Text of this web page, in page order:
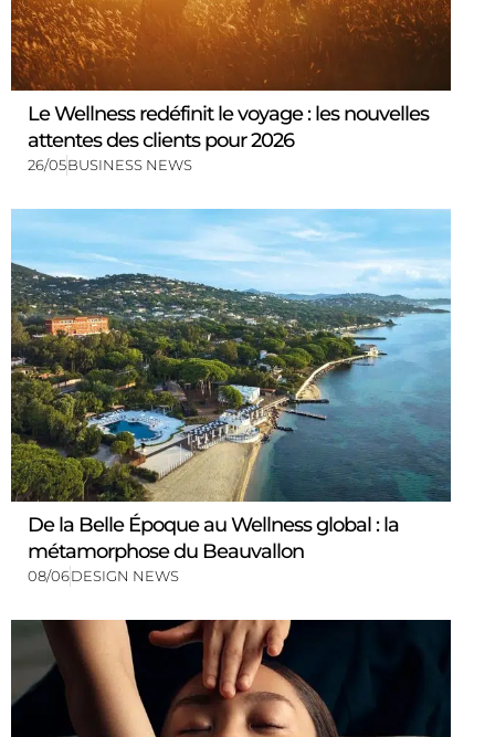
Le Wellness redéfinit le voyage : les nouvelles
attentes des clients pour 2026
26/05BUSINESS NEWS
De la Belle Époque au Wellness global : la
métamorphose du Beauvallon
08/06DESIGN NEWS